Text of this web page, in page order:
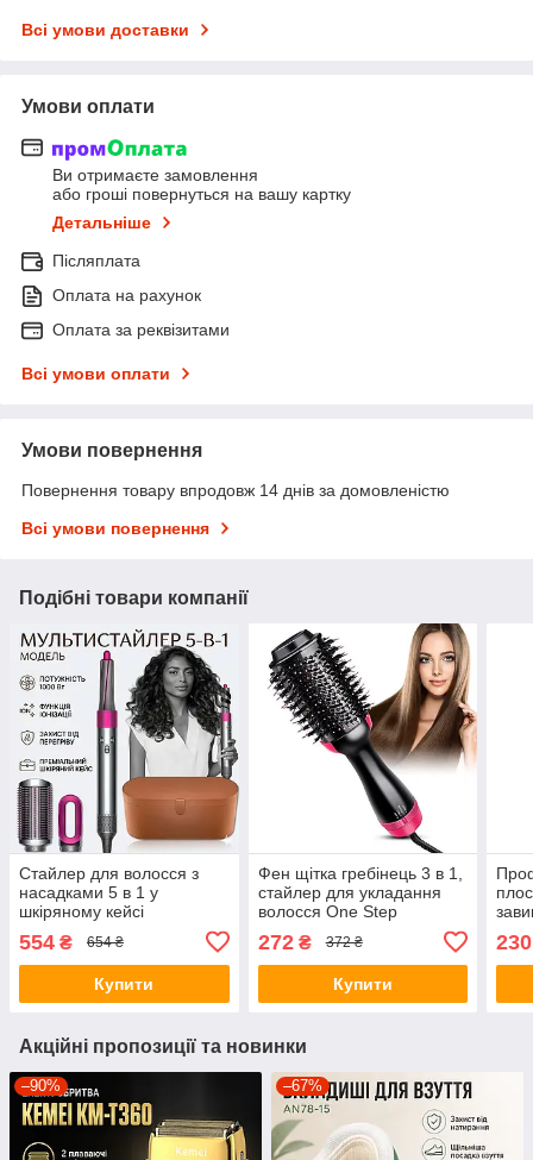
Всі умови доставки
Умови оплати
Ви отримаєте замовлення
або гроші повернуться на вашу картку
Детальніше
Післяплата
Оплата на рахунок
Оплата за реквізитами
Всі умови оплати
Умови повернення
Повернення товару впродовж 14 днів за домовленістю
Всі умови повернення
Подібні товари компанії
Стайлер для волосся з
насадками 5 в 1 у
шкіряному кейсі
автоматичний для
укладання та завивання
554 ₴ 654 ₴
Купити
Фен щітка гребінець 3 в 1,
стайлер для укладання
волосся One Step
272₴ 372 ₴
Купити
1
230
Акційні пропозиції та новинки
–90% –67%